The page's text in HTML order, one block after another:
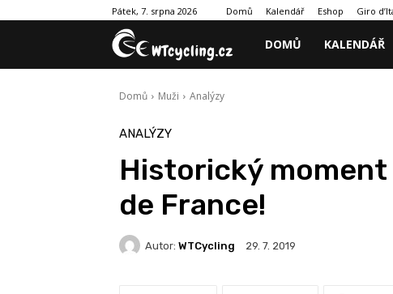
Pátek, 7. srpna 2026 Domů Kalendář Eshop Giro
DOMŮ KALENDÁŘ
Domů Muži Analýzy
ANALÝZY
Historický moment
de France!
Autor: WTCycling 29. 7. 2019